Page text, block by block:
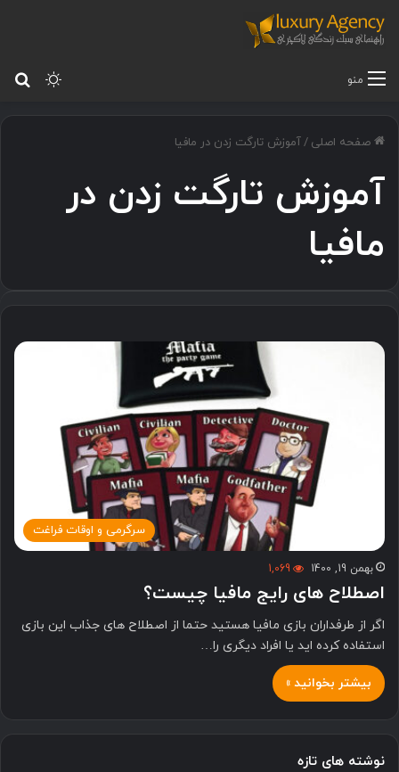
منو
صفحه اصلی /آموزش تارگت زدن در مافیا
آموزش تارگت زدن در
مافیا
سرگرمی و اوقات فراغت
بهمن 19, 1400 1,069
اصطلاح های رایج مافیا چیست؟
اگر از طرفداران بازی مافیا هستید حتما از اصطلاح های جذاب این بازی
استفاده کرده اید یا افراد دیگری را…
بیشتر بخوانید »
نوشته های تازه